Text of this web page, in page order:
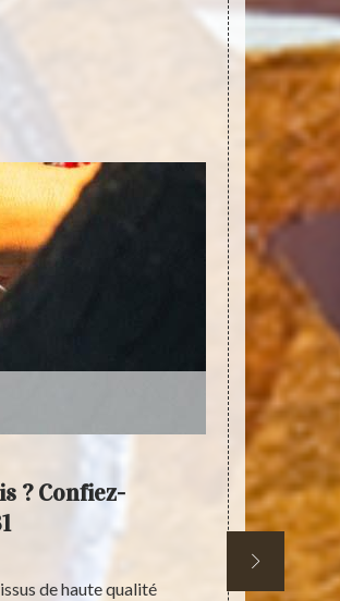
? Confiez-
de haute qualité
Les tapis